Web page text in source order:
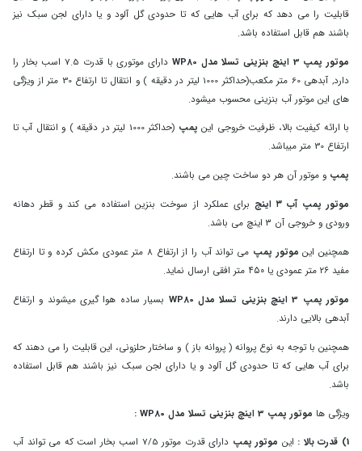
قابلیت را می دهد که برای آب هایی که تا حدودی گل آلود و یا دارای لجن سبک نیز
باشند هم قابل استفاده باشد.
موتور پمپ 3 اینچ بنزینی تسلا مدل WP80
دارای موتوری با قدرت 7.5 اسب بخار را
دارد, آبدهی 60 متر مکعب
(حداکثر 1000 لیتر در دقیقه )
و انتقال تا ارتفاع 30 متر از ویژگی
های این موتور آب بنزینی محسوب میشود.
با ارائه کیفیت بالا، ظرفیت خروجی این پمپ
(حداکثر 1000 لیتر در دقیقه ) و انتقال آب تا
ارتفاع 30 متر میباشد.
پمپ و موتور آن هر دو ساخت چین می باشند.
موتور پمپ آب ۳ اینج
برای عملکرد از سوخت بنزین استفاده می کند و قطر دهانه
ورودی و خروجی آن ۳ اینچ می باشد.
همچنین اینموتور پمپ
می تواند آب را از ارتفاع ۸ متر عمودی مکش کرده و تا ارتفاع
مفید ۲۶ متر عمودی یا ۴۵۰ متر افقی ارسال نماید.
موتور پمپ 3 اینچ بنزینی تسلا مدل WP80
بسیار ساده هوا گیری میشوند و ارتفاع
آبدهی بالایی دارند.
همچنین با توجه به نوع پروانه ( پروانه باز ) و ساختار حلزونی، این قابلیت را می دهند که
برای آب هایی که تا حدودی گل آلود و یا دارای لجن سبک نیز باشند هم قابل استفاده
باشد.
ویژگی ها موتور پمپ 3 اینچ بنزینی تسلا مدل WP80 :
1) قدرت بالا
: این موتور پمپ
دارای قدرت موتور 7/5 اسب بخار است که می تواند آب